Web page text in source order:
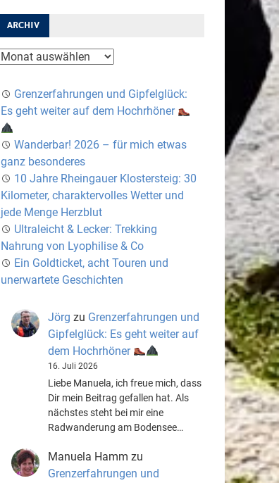
ARCHIV
Archiv
Grenzerfahrungen und Gipfelglück:
Es geht weiter auf dem Hochrhöner
Wanderbar! 2026 – für mich etwas
ganz besonderes
10 Jahre Rheingauer Klostersteig: 30
Kilometer, charaktervolles Wetter und
jede Menge Herzblut
Ultraleicht & Lecker: Trekking
Nahrung von Lyophilise & Co
Ein Goldticket, acht Touren und
unerwartete Geschichten
Jörg zu Grenzerfahrungen und
Gipfelglück: Es geht weiter auf
dem Hochrhöner
16. Juli 2026
Liebe Manuela, ich freue mich, dass
Dir mein Beitrag gefallen hat. Als
nächstes steht bei mir eine
Radwanderung am Bodensee…
Manuela Hamm zu
Grenzerfahrungen und